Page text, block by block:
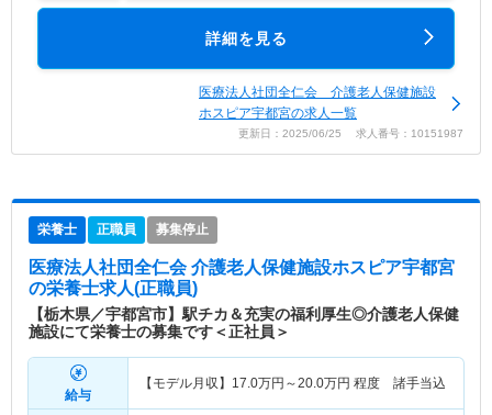
詳細を見る
医療法人社団全仁会 介護老人保健施設
ホスピア宇都宮の求人一覧
更新日：2025/06/25 求人番号：10151987
栄養士 正職員 募集停止
医療法人社団全仁会 介護老人保健施設ホスピア宇都宮
の栄養士求人(正職員)
【栃木県／宇都宮市】駅チカ＆充実の福利厚生◎介護老人保健
施設にて栄養士の募集です＜正社員＞
給与
【モデル月収】 17.0万円～20.0万円 程度 諸手当込